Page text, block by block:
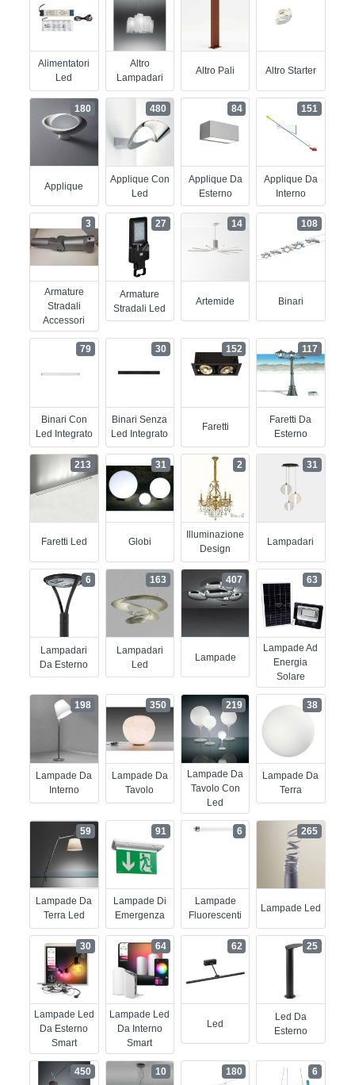
Alimentatori
Led
Altro
Lampadari
Altro Pali Altro Starter
Applique
180
Applique Con
Led
480
Applique Da
Esterno
84
Applique Da
Interno
151
Armature
Stradali
Accessori
3
Armature
Stradali Led
27
Artemide
14
Binari
108
Binari Con
Led Integrato
79
Binari Senza
Led Integrato
30
Faretti
152
Faretti Da
Esterno
117
Faretti Led
213
Globi
31
Illuminazione
Design
2
Lampadari
31
Lampadari
Da Esterno
6
Lampadari
Led
163
Lampade
407
Lampade Ad
Energia
Solare
63
Lampade Da
Interno
198
Lampade Da
Tavolo
350
Lampade Da
Tavolo Con
Led
219
Lampade Da
Terra
38
Lampade Da
Terra Led
59
Lampade Di
Emergenza
91
Lampade
Fluorescenti
6
Lampade Led
265
Lampade Led
Da Esterno
Smart
30
Lampade Led
Da Interno
Smart
64
Led
62
Led Da
Esterno
25
450 10 180 6